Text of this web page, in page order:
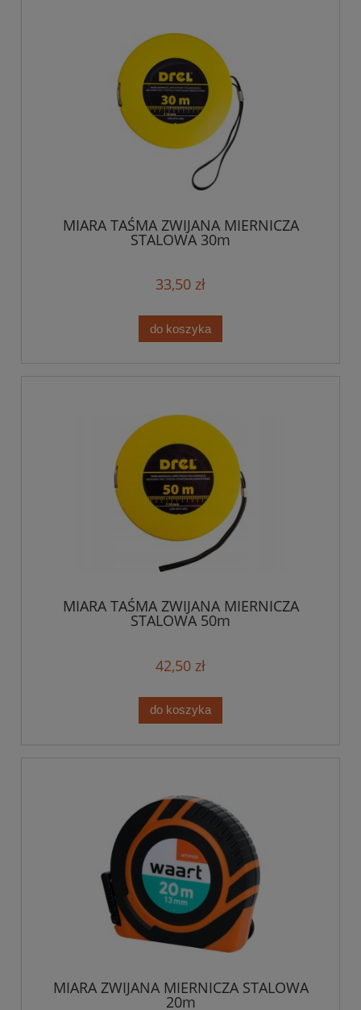
MIARA TAŚMA ZWIJANA MIERNICZA
STALOWA 30m
33,50 zł
do koszyka
MIARA TAŚMA ZWIJANA MIERNICZA
STALOWA 50m
42,50 zł
do koszyka
MIARA ZWIJANA MIERNICZA STALOWA
20m